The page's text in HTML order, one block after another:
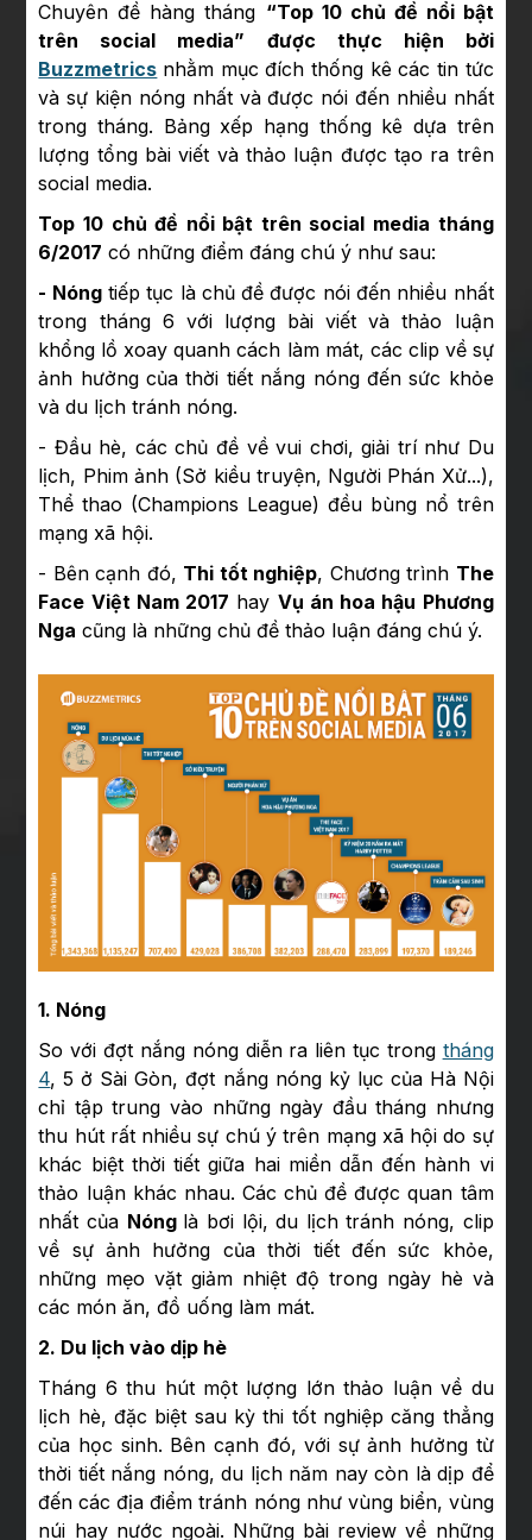
Chuyên đề hàng tháng “Top 10 chủ đề nổi bật
trên social media” được thực hiện bởi
Buzzmetrics nhằm mục đích thống kê các tin tức
và sự kiện nóng nhất và được nói đến nhiều nhất
trong tháng. Bảng xếp hạng thống kê dựa trên
lượng tổng bài viết và thảo luận được tạo ra trên
social media.
Top 10 chủ đề nổi bật trên social media tháng
6/2017 có những điểm đáng chú ý như sau:
- Nóngtiếp tục là chủ đề được nói đến nhiều nhất
trong tháng 6 với lượng bài viết và thảo luận
khổng lồ xoay quanh cách làm mát, các clip về sự
ảnh hưởng của thời tiết nắng nóng đến sức khỏe
và du lịch tránh nóng.
- Đầu hè, các chủ đề về vui chơi, giải trí như Du
lịch, Phim ảnh (Sở kiều truyện, Người Phán Xử...),
Thể thao (Champions League) đều bùng nổ trên
mạng xã hội.
- Bên cạnh đó, Thi tốt nghiệp, Chương trình The
Face Việt Nam 2017 hay Vụ án hoa hậu Phương
Nga cũng là những chủ đề thảo luận đáng chú ý.
1. Nóng
So với đợt nắng nóng diễn ra liên tục trong tháng
4, 5 ở Sài Gòn, đợt nắng nóng kỷ lục của Hà Nội
chỉ tập trung vào những ngày đầu tháng nhưng
thu hút rất nhiều sự chú ý trên mạng xã hội do sự
khác biệt thời tiết giữa hai miền dẫn đến hành vi
thảo luận khác nhau. Các chủ đề được quan tâm
nhất của Nóng là bơi lội, du lịch tránh nóng, clip
về sự ảnh hưởng của thời tiết đến sức khỏe,
những mẹo vặt giảm nhiệt độ trong ngày hè và
các món ăn, đồ uống làm mát.
2. Du lịch vào dịp hè
Tháng 6 thu hút một lượng lớn thảo luận về du
lịch hè, đặc biệt sau kỳ thi tốt nghiệp căng thẳng
của học sinh. Bên cạnh đó, với sự ảnh hưởng từ
thời tiết nắng nóng, du lịch năm nay còn là dịp để
đến các địa điểm tránh nóng như vùng biển, vùng
núi hay nước ngoài. Những bài review về những